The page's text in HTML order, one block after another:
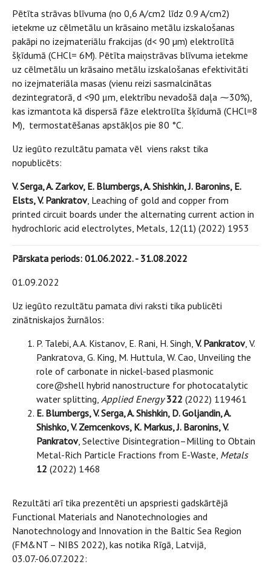
Pētīta strāvas blīvuma (no 0,6 A/cm2 līdz 0.9 A/cm2)
ietekme uz cēlmetālu un krāsaino metālu izskalošanas
pakāpi no izejmateriālu frakcijas (d< 90 µm) elektrolītā
šķīdumā (CHCl= 6M). Pētīta maiņstrāvas blīvuma ietekme
uz cēlmetālu un krāsaino metālu izskalošanas efektivitāti
no izejmateriāla masas (vienu reizi sasmalcinātas
dezintegratorā, d <90 μm, elektrību nevadošā daļa ⁓30%),
kas izmantota kā dispersā fāze elektrolīta šķīdumā (CHCl=8
M), termostatēšanas apstākļos pie 80 °С.
Uz iegūto rezultātu pamata vēl viens rakst tika
nopublicēts:
V. Serga, A. Zarkov, E. Blumbergs, A. Shishkin, J. Baronins, E.
Elsts, V. Pankratov, Leaching of gold and copper from
printed circuit boards under the alternating current action in
hydrochloric acid electrolytes, Metals, 12(11) (2022) 1953
Pārskata periods: 01.06.2022. - 31.08.2022
01.09.2022
Uz iegūto rezultātu pamata divi raksti tika publicēti
zinātniskajos žurnālos:
P. Talebi, A.A. Kistanov, E. Rani, H. Singh, V. Pankratov, V.
Pankratova, G. King, M. Huttula, W. Cao, Unveiling the
role of carbonate in nickel-based plasmonic
core@shell hybrid nanostructure for photocatalytic
water splitting, Applied Energy 322 (2022) 119461
E. Blumbergs, V. Serga, A. Shishkin, D. Goljandin, A.
Shishko, V. Zemcenkovs, K. Markus, J. Baronins, V.
Pankratov, Selective Disintegration–Milling to Obtain
Metal-Rich Particle Fractions from E-Waste, Metals
12 (2022) 1468
Rezultāti arī tika prezentēti un apspriesti gadskārtējā
Functional Materials and Nanotechnologies and
Nanotechnology and Innovation in the Baltic Sea Region
(FM&NT – NIBS 2022), kas notika Rīgā, Latvijā,
03.07.-06.07.2022: